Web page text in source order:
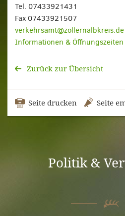
Tel. 07433921431
Fax 07433921507
verkehrsamt@zollernalbkreis.de
Informationen & Öffnungszeiten
Zurück zur Übersicht
Seite drucken Seite
Politik &